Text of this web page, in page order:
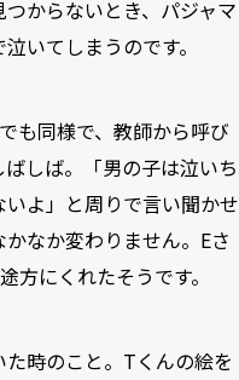
からないとき、パジャマ
いてしまうのです。
も同様で、教師から呼び
しば。「男の子は泣いち
よ」と周りで言い聞かせ
なか変わりません。Eさ
方にくれたそうです。
時のこと。Tくんの絵を